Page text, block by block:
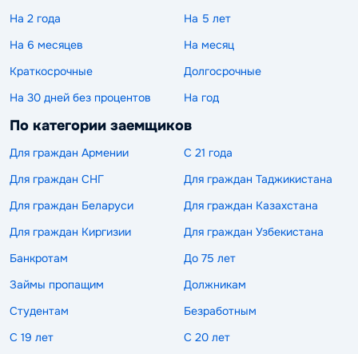
На 2 года
На 5 лет
На 6 месяцев
На месяц
Краткосрочные
Долгосрочные
На 30 дней без процентов
На год
По категории заемщиков
Для граждан Армении
С 21 года
Для граждан СНГ
Для граждан Таджикистана
Для граждан Беларуси
Для граждан Казахстана
Для граждан Киргизии
Для граждан Узбекистана
Банкротам
До 75 лет
Займы пропащим
Должникам
Студентам
Безработным
С 19 лет
С 20 лет